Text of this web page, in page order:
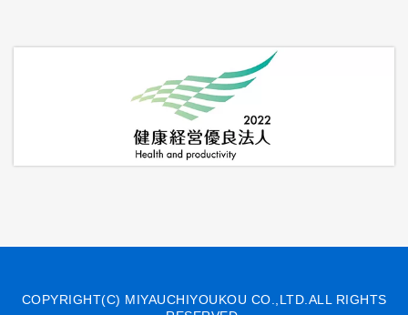
COPYRIGHT(C) MIYAUCHIYOUKOU CO.,LTD.ALL RIGHTS